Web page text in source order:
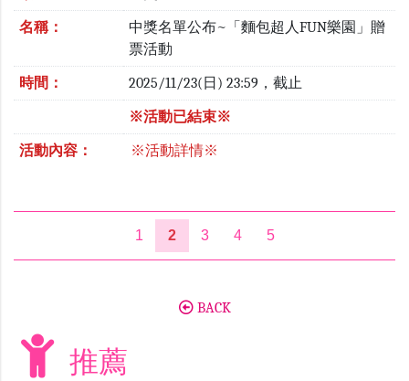
名稱：
中獎名單公布~「麵包超人FUN樂園」贈
票活動
時間： 2025/11/23(日) 23:59，截止
※活動已結束※
活動內容： ※活動詳情※
1 2 3 4 5
BACK
推薦